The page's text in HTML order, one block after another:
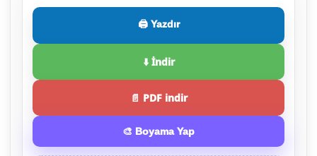
🖨️ Yazdır
⬇️ İndir
📄 PDF indir
🎨 Boyama Yap